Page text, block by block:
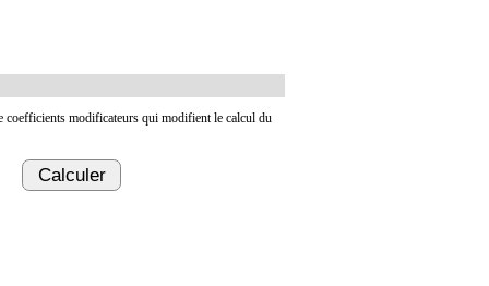
coefficients modificateurs qui modifient le calcul du
Calculer